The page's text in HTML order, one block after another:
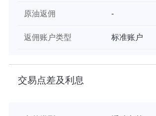
原油返佣 -
返佣账户类型 标准账户
交易点差及利息